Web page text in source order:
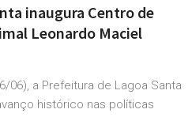
inaugura Centro de
Leonardo Maciel
06), a Prefeitura de Lagoa Santa
histórico nas políticas